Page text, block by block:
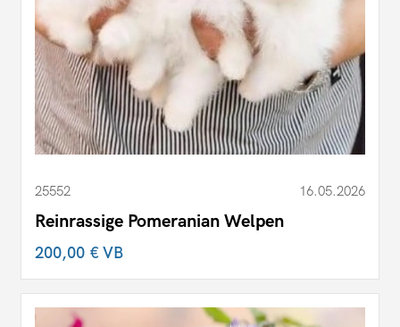
25552 16.05.2026
Reinrassige Pomeranian Welpen
200,00 €VB